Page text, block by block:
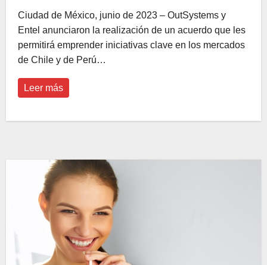
Ciudad de México, junio de 2023 – OutSystems y
Entel anunciaron la realización de un acuerdo que les
permitirá emprender iniciativas clave en los mercados
de Chile y de Perú…
Leer más